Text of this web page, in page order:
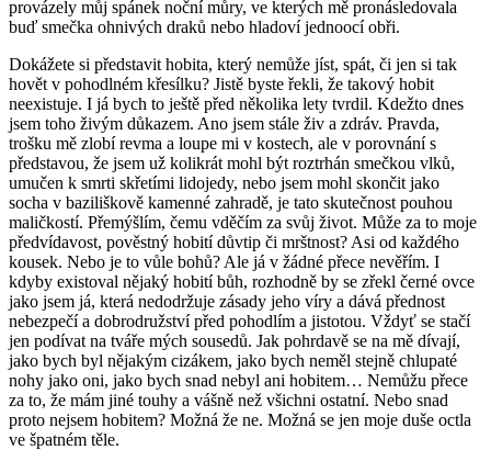
provázely můj spánek noční můry, ve kterých mě pronásledovala
buď smečka ohnivých draků nebo hladoví jednoocí obři.
Dokážete si představit hobita, který nemůže jíst, spát, či jen si tak
hovět v pohodlném křesílku? Jistě byste řekli, že takový hobit
neexistuje. I já bych to ještě před několika lety tvrdil. Kdežto dnes
jsem toho živým důkazem. Ano jsem stále živ a zdráv. Pravda,
trošku mě zlobí revma a loupe mi v kostech, ale v porovnání s
představou, že jsem už kolikrát mohl být roztrhán smečkou vlků,
umučen k smrti skřetími lidojedy, nebo jsem mohl skončit jako
socha v baziliškově kamenné zahradě, je tato skutečnost pouhou
maličkostí. Přemýšlím, čemu vděčím za svůj život. Může za to moje
předvídavost, pověstný hobití důvtip či mrštnost? Asi od každého
kousek. Nebo je to vůle bohů? Ale já v žádné přece nevěřím. I
kdyby existoval nějaký hobití bůh, rozhodně by se zřekl černé ovce
jako jsem já, která nedodržuje zásady jeho víry a dává přednost
nebezpečí a dobrodružství před pohodlím a jistotou. Vždyť se stačí
jen podívat na tváře mých sousedů. Jak pohrdavě se na mě dívají,
jako bych byl nějakým cizákem, jako bych neměl stejně chlupaté
nohy jako oni, jako bych snad nebyl ani hobitem… Nemůžu přece
za to, že mám jiné touhy a vášně než všichni ostatní. Nebo snad
proto nejsem hobitem? Možná že ne. Možná se jen moje duše octla
ve špatném těle.